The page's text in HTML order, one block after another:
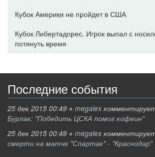
Кубок Америки не пройдет в США
Кубок Либертадорес. Игрок выпал с
потянуть время
Последние события
25 дек 2015 00:49 » megalex
Бурлак: "Победить ЦСКА помог кофеин"
25 дек 2015 00:49 » megalex
смерти на матче "Спартак" - "Краснодар"